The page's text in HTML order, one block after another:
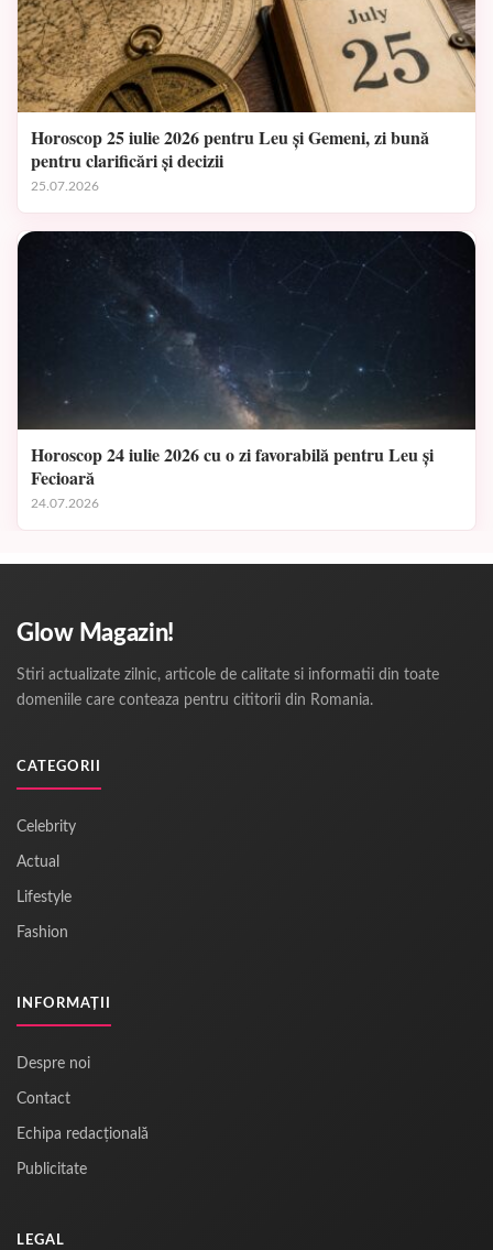
Horoscop 25 iulie 2026 pentru Leu și Gemeni, zi bună
pentru clarificări și decizii
25.07.2026
Horoscop 24 iulie 2026 cu o zi favorabilă pentru Leu și
Fecioară
24.07.2026
Glow Magazin!
Stiri actualizate zilnic, articole de calitate si informatii din toate
domeniile care conteaza pentru cititorii din Romania.
CATEGORII
Celebrity
Actual
Lifestyle
Fashion
INFORMAȚII
Despre noi
Contact
Echipa redacțională
Publicitate
LEGAL